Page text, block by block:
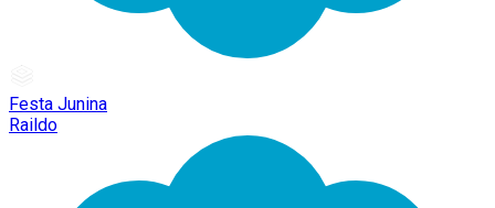
Festa Junina
Raildo